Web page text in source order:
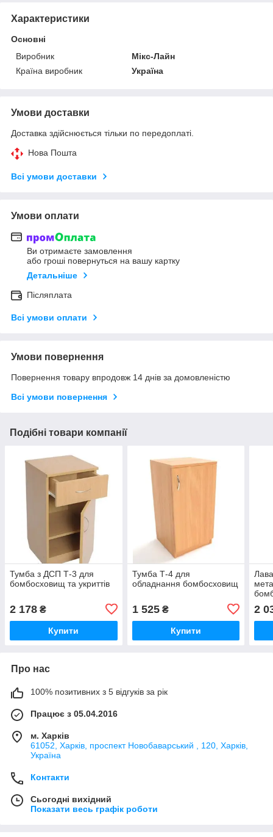
Характеристики
Основні
Виробник
Мікс-Лайн
Країна виробник
Україна
Умови доставки
Доставка здійснюється тільки по передоплаті.
Нова Пошта
Всі умови доставки
Умови оплати
Ви отримаєте замовлення
або гроші повернуться на вашу картку
Детальніше
Післяплата
Всі умови оплати
Умови повернення
Повернення товару впродовж 14 днів за домовленістю
Всі умови повернення
Подібні товари компанії
Тумба з ДСП Т-3 для
бомбосховищ та укриттів
2 178 ₴
Купити
Тумба Т-4 для
обладнання бомбосховищ
1 525₴
Купити
2
Про нас
100% позитивних з 5 відгуків за рік
Працює з 05.04.2016
м. Харків
61052, Харків, проспект Новобаварський , 120, Харків,
Україна
Контакти
Сьогодні вихідний
Показати весь графік роботи